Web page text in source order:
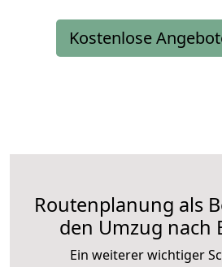
Kostenlose
Routenplanung als
den Umzug nach
Ein weiterer wichtiger